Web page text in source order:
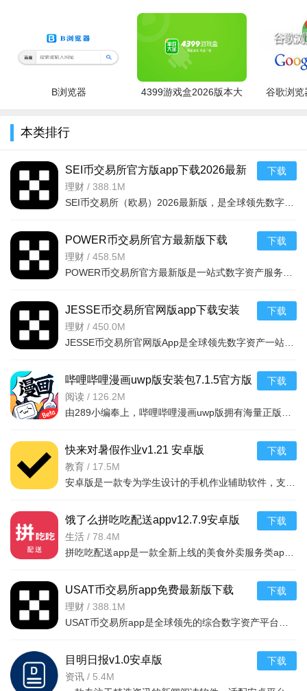
收藏，方便再次查找更方便；
系统会每天为用户推荐最新新闻资讯，用户可随心点击进行
查看详情；
系统收录的练习题库每一道都有答案解析，用户可以实时进
导游通app官方版优势
用户通过通关题库功能可以查看系统整理的一系列导游考试
相关题型，用户可随心点击进行练习；
用户可以通过错题巩固选项功能将系统自动帮助记录的错题
通过人气课程选项功能用户可以实时查看系统为用户推荐的
各类精品课程，用户可随心点击查看；
练习的所有课程信息；
用户可以通过学习商城选项功能进入挑选自己感兴趣的书籍
通过我的学习选项功能用户可以实时查看当前学习的总共时
长，方便用户更好规划时间进行练习。
可以查询并确认旅行社发布的电子行程单，到旅游景区签到
验证行程单，记录旅游团队的花费情况。
信息，发布自己带团的所见所感、自荐信息。
B浏览器
4399游戏盒2026版本大
谷歌浏览
本类排行
SEI币交易所官方版app下载2026最新
版本v6.155.0最新版
理财 / 388.1M
下载
POWER币交易所官方最新版下载
v6.176.0官方版
理财 / 458.5M
下载
JESSE币交易所官网版app下载安装
v6.173.0官方版
理财 / 450.0M
下载
哔哩哔哩漫画uwp版安装包7.1.5官方版
阅读 / 126.2M
下载
快来对暑假作业v1.21 安卓版
教育 / 17.5M
下载
饿了么拼吃吃配送appv12.7.9安卓版
生活 / 78.4M
下载
USAT币交易所app免费最新版下载
v6.164.0官方版
理财 / 388.1M
下载
目明日报v1.0安卓版
资讯 / 5.4M
下载